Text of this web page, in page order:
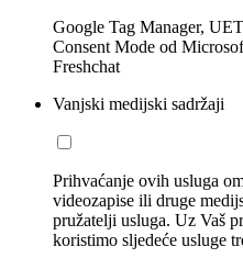
Google Tag Manager,
Consent Mode od
Freshchat
Vanjski medijski sadržaji
Prihvaćanje ovih usluga
videozapise ili druge
pružatelji usluga. Uz Vaš
koristimo sljedeće usluge